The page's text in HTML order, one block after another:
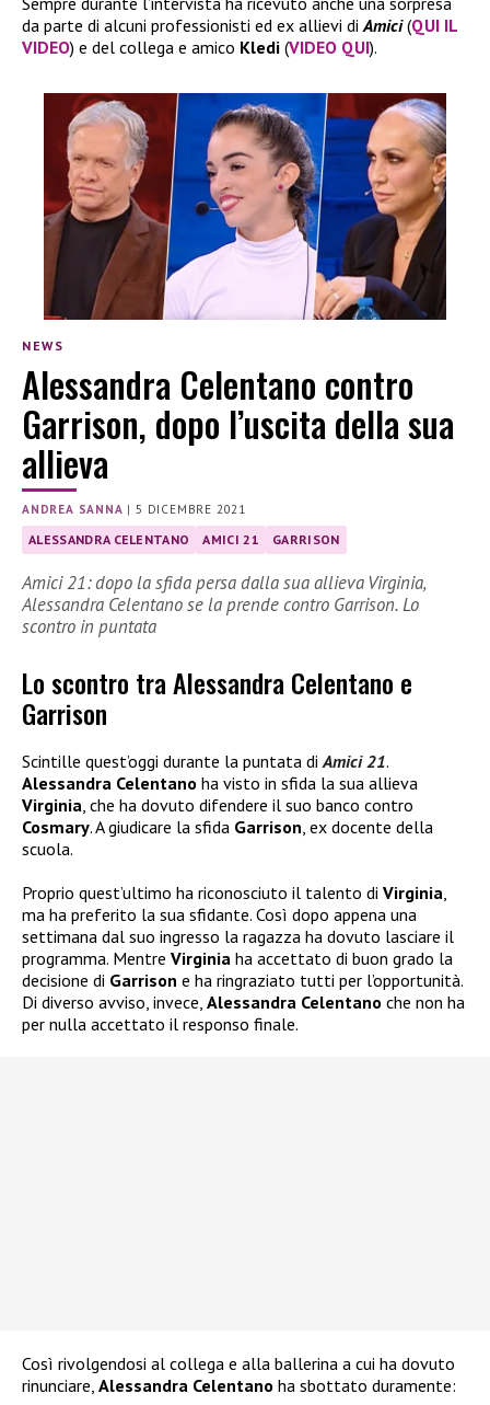
da parte di alcuni professionisti ed ex allievi diAmici(QUI IL
VIDEO) e del collega e amico Kledi (VIDEO QUI).
NEWS
Alessandra Celentano contro
Garrison, dopo l’uscita della sua
allieva
ANDREA SANNA | 5 DICEMBRE 2021
ALESSANDRA CELENTANO AMICI 21 GARRISON
Amici 21: dopo la sfida persa dalla sua allieva Virginia,
Alessandra Celentano se la prende contro Garrison. Lo
scontro in puntata
Lo scontro tra Alessandra Celentano e
Garrison
Scintille quest’oggi durante la puntata di Amici 21.
Alessandra Celentano ha visto in sfida la sua allieva
Virginia , che ha dovuto difendere il suo banco contro
Cosmary. A giudicare la sfida Garrison , ex docente della
scuola.
Proprio quest’ultimo ha riconosciuto il talento di Virginia
ma ha preferito la sua sfidante. Così dopo appena una
settimana dal suo ingresso la ragazza ha dovuto lasciare il
programma. Mentre Virginia ha accettato di buon grado la
decisione di Garrison e ha ringraziato tutti per l’opportunità.
Di diverso avviso, invece, Alessandra Celentano che non ha
per nulla accettato il responso finale.
Così rivolgendosi al collega e alla ballerina a cui ha dovuto
rinunciare, Alessandra Celentano ha sbottato duramente: